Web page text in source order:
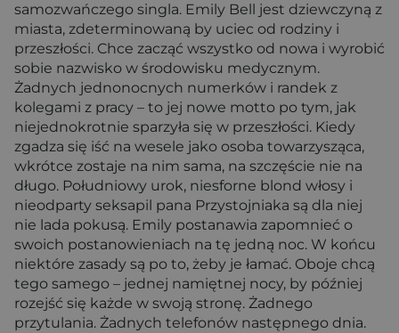
samozwańczego singla. Emily Bell jest dziewczyną z
miasta, zdeterminowaną by uciec od rodziny i
przeszłości. Chce zacząć wszystko od nowa i wyrobić
sobie nazwisko w środowisku medycznym.
Żadnych jednonocnych numerków i randek z
kolegami z pracy – to jej nowe motto po tym, jak
niejednokrotnie sparzyła się w przeszłości. Kiedy
zgadza się iść na wesele jako osoba towarzysząca,
wkrótce zostaje na nim sama, na szczęście nie na
długo. Południowy urok, niesforne blond włosy i
nieodparty seksapil pana Przystojniaka są dla niej
nie lada pokusą. Emily postanawia zapomnieć o
swoich postanowieniach na tę jedną noc. W końcu
niektóre zasady są po to, żeby je łamać. Oboje chcą
tego samego – jednej namiętnej nocy, by później
rozejść się każde w swoją stronę. Żadnego
przytulania. Żadnych telefonów następnego dnia.